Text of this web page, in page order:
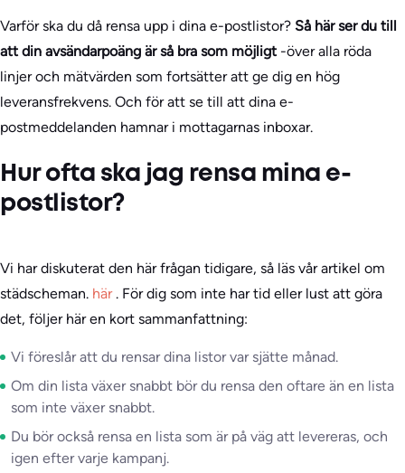
Varför ska du då rensa upp i dina e-postlistor? Så här ser du till
att din avsändarpoäng är så bra som möjligt -över alla röda
linjer och mätvärden som fortsätter att ge dig en hög
leveransfrekvens. Och för att se till att dina e-
postmeddelanden hamnar i mottagarnas inboxar.
Hur ofta ska jag rensa mina e-
postlistor?
Vi har diskuterat den här frågan tidigare, så läs vår artikel om
städscheman. här. För dig som inte har tid eller lust att göra
det, följer här en kort sammanfattning:
Vi föreslår att du rensar dina listor var sjätte månad.
Om din lista växer snabbt bör du rensa den oftare än en lista
som inte växer snabbt.
Du bör också rensa en lista som är på väg att levereras, och
igen efter varje kampanj.